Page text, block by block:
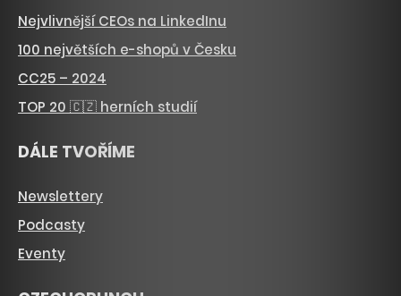
Nejvlivnější CEOs na LinkedInu
100 největších e-shopů v Česku
CC25 – 2024
TOP 20 🇨🇿 herních studií
DÁLE TVOŘÍME
Newslettery
Podcasty
Eventy